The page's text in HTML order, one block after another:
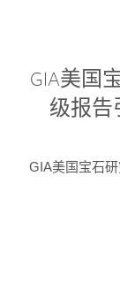
GIA美国
级报告
GIA美国宝石